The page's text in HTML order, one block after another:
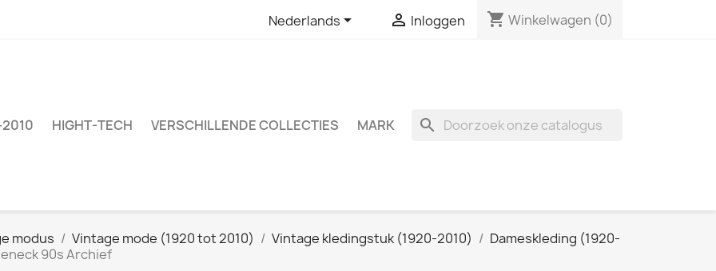
Nederlands  Inloggen shopping_cart Winkelwagen (0)
HIGHT-TECH VERSCHILLENDE COLLECTIES MARK search
modus Vintage mode (1920 tot 2010) Vintage kledingstuk (1920-2010)
Dameskleding (1920-
90s Archief